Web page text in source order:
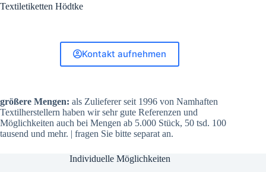
Textiletiketten Hödtke
Kontakt aufnehmen
größere Mengen: als Zulieferer seit 1996 von Namhaften
Textilherstellern haben wir sehr gute Referenzen und
Möglichkeiten auch bei Mengen ab 5.000 Stück, 50 tsd. 100
tausend und mehr. | fragen Sie bitte separat an.
Individuelle Möglichkeiten